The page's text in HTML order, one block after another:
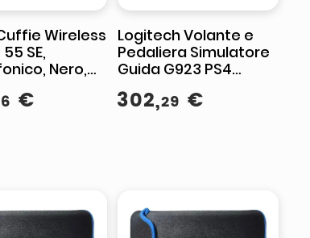
Wireless
SE,
Nero,
Con base
€
Logitech Volante e
Pedaliera Simulatore
Guida G923 PS4
BUNDLE SHIFTER
302,29 €